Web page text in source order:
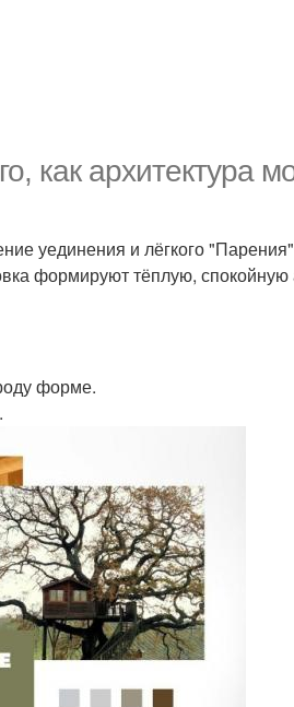
как архитектура
уединения и лёгкого
формируют тёплую,
форме.